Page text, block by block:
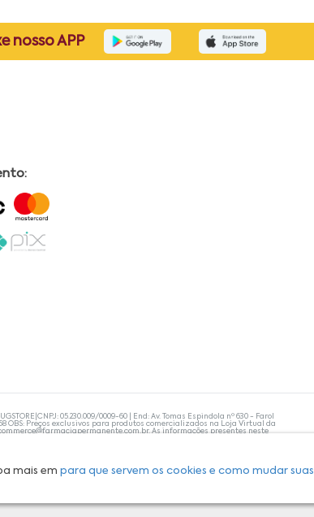
mais empara que servem os cookies e como mudar suas
nosso APP
05.230.009/0009-60 | End: Av. Tomas Espindola nº 630 - Farol
OBS: Preços exclusivos para produtos comercializados na Loja Virtual da
. As informações presentes neste
da área médica. Apenas o médico está capacitado para
deve ser consultado. A Farmácia Permanente trabalha com as
A privacidade e a segurança dos clientes são compromissos da
em nosso estoque.